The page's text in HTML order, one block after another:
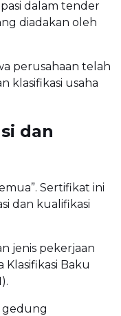
dalam tender
diadakan oleh
perusahaan telah
klasifikasi usaha
dan
Sertifikat ini
dan kualifikasi
jenis pekerjaan
Klasifikasi Baku
gedung